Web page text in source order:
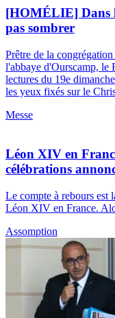
[HOMÉLIE] Dans
pas sombrer
Prêtre de la
l'abbaye d'Ourscamp, le
lectures du 19e
les yeux fixés sur le
Messe
Léon XIV en
célébrations
Le compte à rebours est
Léon XIV en France.
Assomption